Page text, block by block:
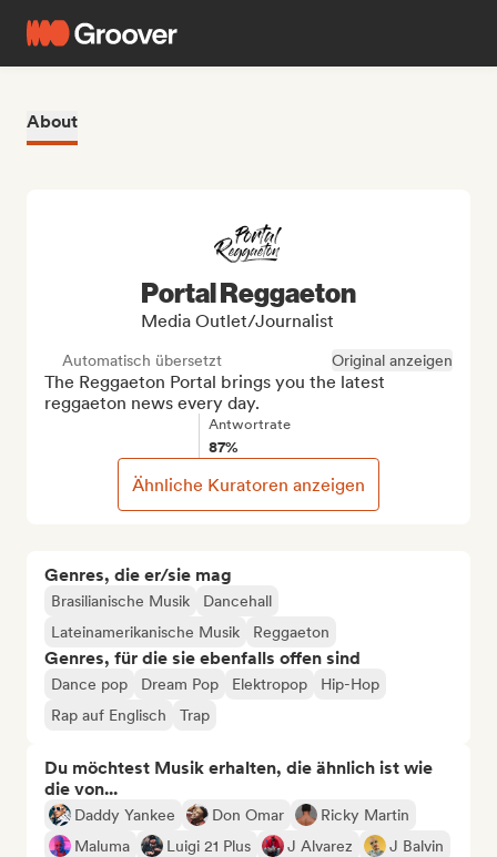
About
Genres, die er/sie mag
Brasilianische Musik
Dancehall
Lateinamerikanische Musik
Reggaeton
Genres, für die sie ebenfalls offen sind
Dance pop Dream Pop Elektropop
Hip-Hop
Rap auf Englisch
Trap
Du möchtest Musik erhalten, die ähnlich ist wie
die von...
Daddy Yankee Don Omar
Ricky Martin
Maluma
Luigi 21 Plus J Alvarez
J Balvin
Portal Reggaeton
Media Outlet/Journalist
Automatisch übersetzt Original anzeigen
The Reggaeton Portal brings you the latest
reggaeton news every day.
Antwortrate
87%
Ähnliche Kuratoren anzeigen